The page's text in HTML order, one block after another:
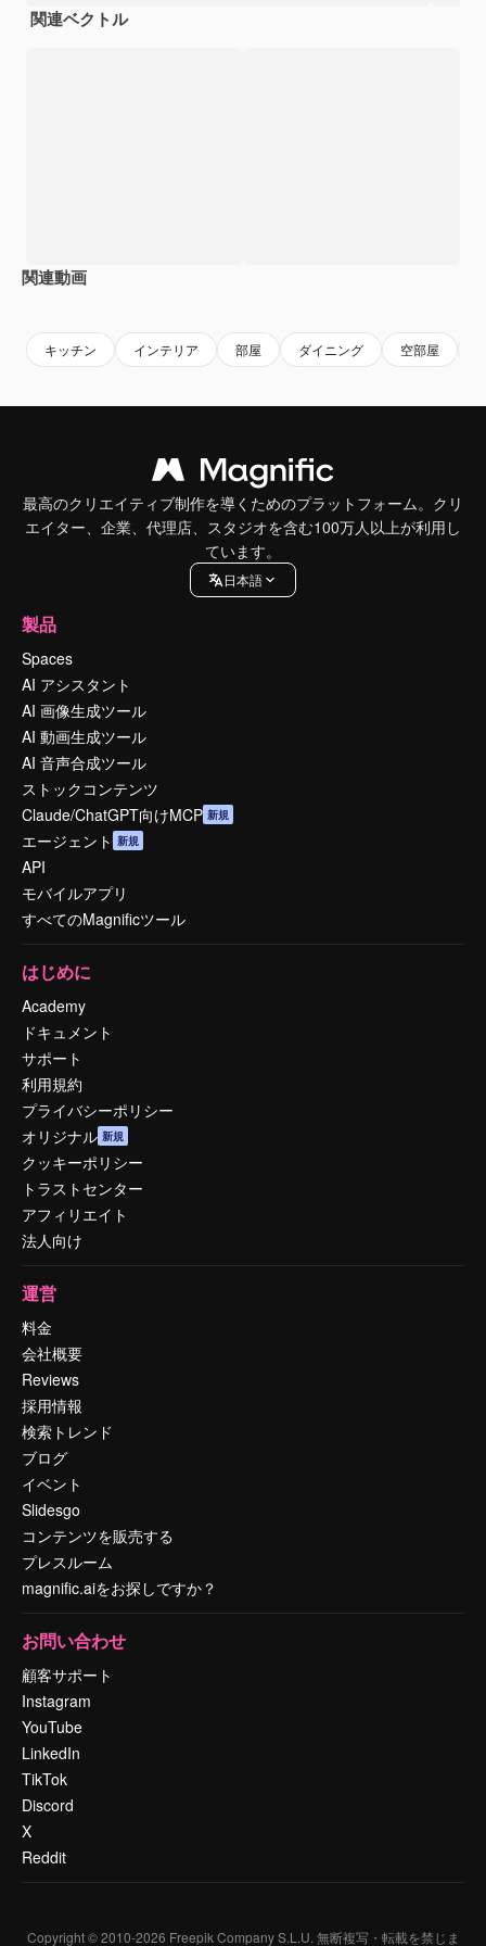
関連ベクトル
関連動画
キッチン インテリア 部屋 ダイニング 空部屋
最高のクリエイティブ制作を導くためのプラットフォーム。クリ
エイター、企業、代理店、スタジオを含む100万人以上が利用し
ています。
日本語
製品
Spaces
AI アシスタント
AI 画像生成ツール
AI 動画生成ツール
AI 音声合成ツール
ストックコンテンツ
Claude/ChatGPT向けMCP 新規
エージェント 新規
API
モバイルアプリ
すべてのMagnificツール
はじめに
Academy
ドキュメント
サポート
利用規約
プライバシーポリシー
オリジナル 新規
クッキーポリシー
トラストセンター
アフィリエイト
法人向け
運営
料金
会社概要
Reviews
採用情報
検索トレンド
ブログ
イベント
Slidesgo
コンテンツを販売する
プレスルーム
magnific.aiをお探しですか？
お問い合わせ
顧客サポート
Instagram
YouTube
LinkedIn
TikTok
Discord
X
Reddit
Copyright © 2010-2026 Freepik Company S.L.U. 無断複写・転載を禁じま